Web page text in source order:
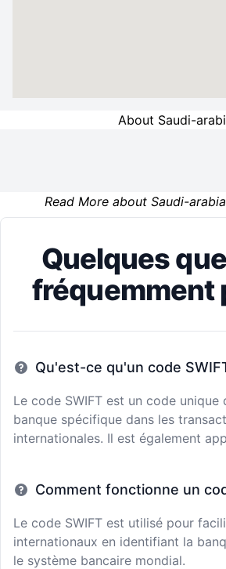
About Saudi-
Read More about Saudi-
Quelques
fréquemment
Qu'est-ce qu'un code
Le code SWIFT est un code
banque spécifique dans les
internationales. Il est également
Comment fonctionne un
Le code SWIFT est utilisé pour
internationaux en identifiant la
le système bancaire mondial.